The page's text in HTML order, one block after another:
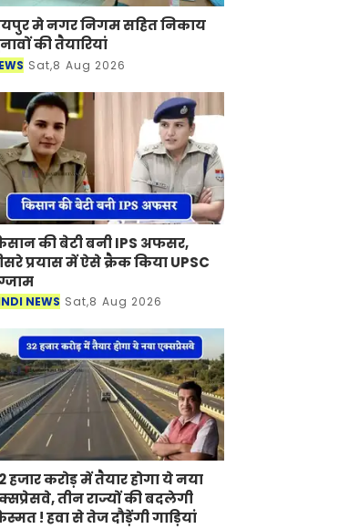
मे नगर निगम सहित निकाय
की तैयारियां
Sat,8 Aug 2026
की बेटी बनी IPS अफसर,
प्रयास में ऐसे क्रैक किया UPSC
NEWS Sat,8 Aug 2026
हजार करोड़ में तैयार होगा ये नया
तीन राज्यों की बदलेगी
! हवा से तेज दौड़ेंगी गाड़‍ियां